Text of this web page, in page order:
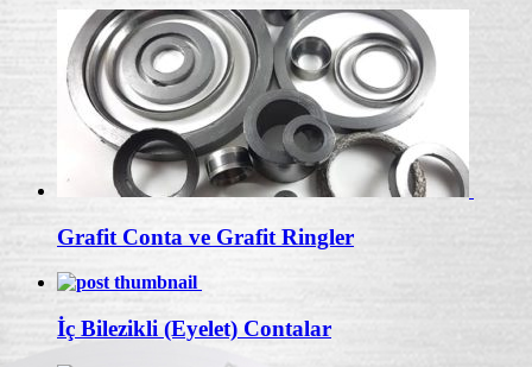
Grafit Conta ve Grafit Ringler
İç Bilezikli (Eyelet) Contalar